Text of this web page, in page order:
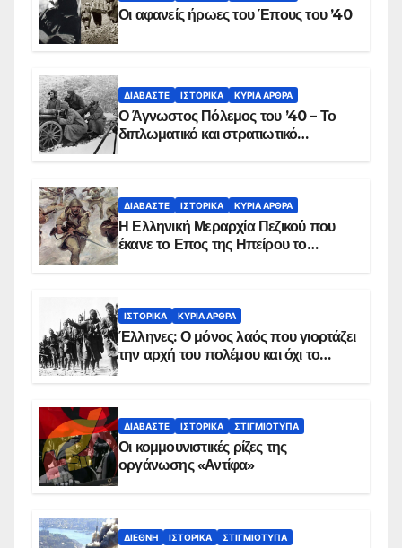
Οι αφανείς ήρωες του Έπους του ’40
ΔΙΑΒΆΣΤΕ ΙΣΤΟΡΙΚΆ ΚΥΡΙΑ ΑΡΘΡΑ
Ο Άγνωστος Πόλεμος του ’40 – Το
διπλωματικό και στρατιωτικό
ΔΙΑΒΆΣΤΕ ΙΣΤΟΡΙΚΆ ΚΥΡΙΑ ΑΡΘΡΑ
Η Ελληνική Μεραρχία Πεζικού που
έκανε το Επος της Ηπείρου το
ΙΣΤΟΡΙΚΆ ΚΥΡΙΑ ΑΡΘΡΑ
Έλληνες: Ο μόνος λαός που γιορτάζει
την αρχή του πολέμου και όχι το
ΔΙΑΒΆΣΤΕ ΙΣΤΟΡΙΚΆ ΣΤΙΓΜΙΌΤΥΠΑ
Οι κομμουνιστικές ρίζες της
οργάνωσης «Αντίφα»
ΔΙΕΘΝΉ ΙΣΤΟΡΙΚΆ ΣΤΙΓΜΙΌΤΥΠΑ